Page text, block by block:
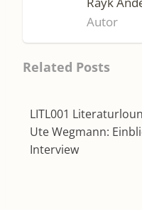
Autor
Related Posts
LITL001
Ute Wegmann:
Interview